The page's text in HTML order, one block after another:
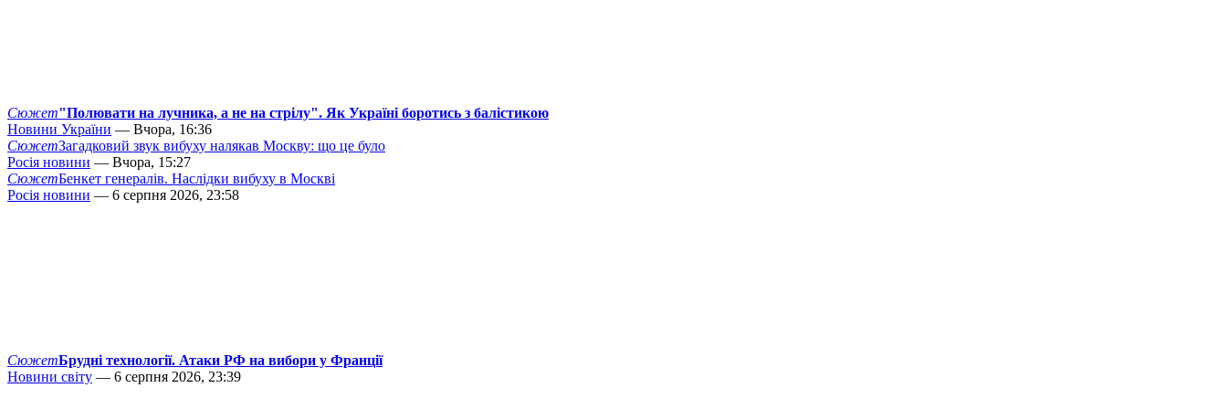
Сюжет"Полювати на лучника, а не на стрілу". Як Україні боротись з балістикою
Новини України — Вчора, 16:36
СюжетЗагадковий звук вибуху налякав Москву: що це було
Росія новини — Вчора, 15:27
СюжетБенкет генералів. Наслідки вибуху в Москві
Росія новини — 6 серпня 2026, 23:58
СюжетБрудні технології. Атаки РФ на вибори у Франції
Новини світу — 6 серпня 2026, 23:39